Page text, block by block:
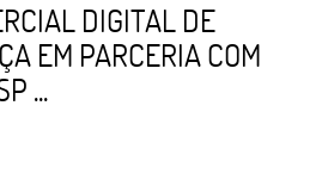
DIGITAL DE
EM PARCERIA COM
...